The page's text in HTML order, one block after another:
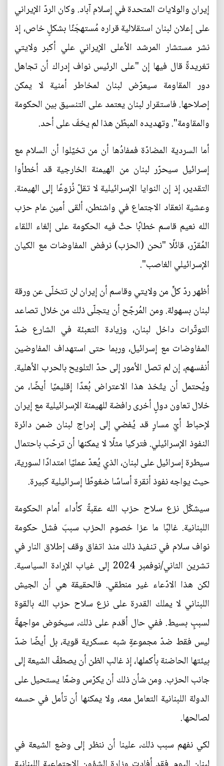
إيران والولايات المتحدة في إسلام آباد. وكان الردّ الإيراني
على إعلان لبنان استقلالية قراره مُستهجَنًا بشكلٍ خاص، إذ
نشر مستشار المرشد الأعلى الإيراني علي أكبر ولايتي
تغريدةً قال فيها إن "على الرئيس نواف إدراك أن تجاهل
دور المقاومة سيعرّض لبنان لمخاطر أمنية لا يمكن
إصلاحها. فاستقرار لبنان يعتمد على التنسيق بين الحكومة
والمقاومة". وتهديده المبطّن هذا لم يخفَ على أحد.
أما السردية المضادّة فمفادُها أن من تخيّلوا أن السلام مع
إسرائيل سيحرّر لبنان من الهيمنة الخارجية قد أخطأوا
التقدير، إذ إن النوايا الإسرائيلية لا تقلّ نُزوعًا إلى الهيمنة.
وعشية انعقاد الاجتماع في واشنطن، ألقى أمين عام حزب
الله نعيم قاسم خطابًا حثّ فيه الحكومة على إلغاء اللقاء
المُقرّر، قائلًا "نحن (الحزب) نرفض المفاوضات مع الكيان
الإسرائيلي الغاصب".
أظهر ردّ كلٍّ من ولايتي وقاسم أن إيران لن تتخلّى عن ورقة
لبنان بسهولة. ومن المُرجّح أن يتجلّى ذلك من خلال تصاعد
التوتّرات داخل لبنان، وزيادة التعبئة في الشارع ضدّ
المفاوضات مع إسرائيل، وربما حتى استهداف المفاوضين
أنفسهم، إن لم تصل الأمور إلى حدّ التلويح بالحرب الأهلية.
ويُحتمل أن يتّخذ هذا الاعتراض بُعدًا إقليميًا أيضًا، من
خلال تعاون دولٍ أخرى رافضة للهيمنة الإسرائيلية مع إيران
لإحباط أيّ مسارٍ قد يُفضي إلى إدراج لبنان ضمن دائرة
النفوذ الإسرائيلي. فتركيا مثلًا لا يمكنها أن ترحّب باحتمال
سيطرة إسرائيل على لبنان، الذي يُعدّ عمليًا امتدادًا لسورية،
حيث يواجه نفوذ أنقرة أساسًا ضغوطًا إسرائيلية كبيرة.
سيشكّل نزع سلاح حزب الله عقبةً كأداء أمام الحكومة
اللبنانية. غالبًا ما عزا خصوم الحزب سببَ فشل حكومة
نواف سلام في تنفيذ ذلك منذ اتفاق وقف إطلاق النار في
تشرين الثاني/نوفمبر 2024 إلى غياب الإرادة السياسية.
لكن هذا الادّعاء غير منطقي. فالحقيقة هي أن الجيش
اللبناني لا يملك القدرة على نزع سلاح حزب الله بالقوة
لسببٍ بسيط. ففي حال أقدم على ذلك، سيخوض مواجهةً
ليس فقط ضدّ مجموعةٍ شبه عسكرية قوية، بل أيضًا ضدّ
بيئتها الحاضنة بأكملها، إذ غالب الظن أن يصطفّ الشيعة إلى
جانب الحزب. ومن شأن ذلك أن يكرّس وضعًا يستحيل على
الدولة اللبنانية التعامل معه، ولا يمكنها أن تأمل في حسمه
لصالحها.
لكي نفهم سبب ذلك، علينا أن ننظر إلى وضع الشيعة في